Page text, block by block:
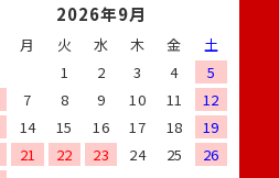
2026年9月
月 火 水 木 金
土
1
2 3 4
5
7 8 9 10 11
12
14 15 16 17 18
19
21 22 23 24 25
26